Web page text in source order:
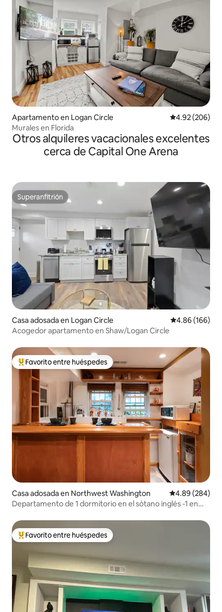
Apartamento en Logan Circle Calificación
4.92 (206)
Murales en Florida
Otros alquileres vacacionales excelentes
cerca de Capital One Arena
Superanfitrión
Superanfitrión
Casa adosada en Logan Circle Calificación
4.86 (166)
Acogedor apartamento en Shaw/Logan Circle
Favorito entre huéspedes preferido
Favorito entre huéspedes
Casa adosada en Northwest Washington Calificación
4.89 (284)
Departamento de 1 dormitorio en el sótano inglés -1 en
Favorito entre huéspedes preferido
Favorito entre huéspedes